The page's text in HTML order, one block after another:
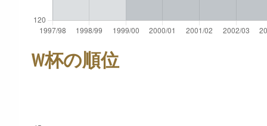
W杯の順位